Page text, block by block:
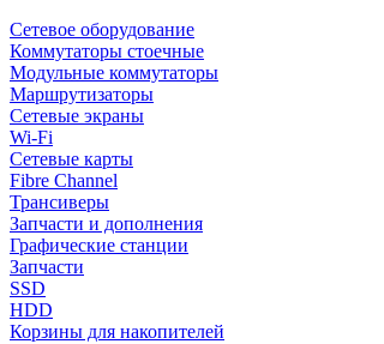
Сетевое оборудование
Коммутаторы стоечные
Модульные коммутаторы
Маршрутизаторы
Сетевые экраны
Wi-Fi
Сетевые карты
Fibre Channel
Трансиверы
Запчасти и дополнения
Графические станции
Запчасти
SSD
HDD
Корзины для накопителей